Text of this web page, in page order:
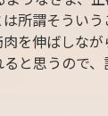
所謂そういう
を伸ばしなが
と思うので、